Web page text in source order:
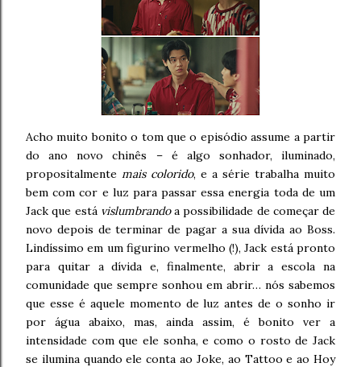
Acho muito bonito o tom que o episódio assume a partir
do ano novo chinês – é algo sonhador, iluminado,
propositalmente mais colorido, e a série trabalha muito
bem com cor e luz para passar essa energia toda de um
Jack que está vislumbrandoa possibilidade de começar de
novo depois de terminar de pagar a sua dívida ao Boss.
Lindíssimo em um figurino vermelho (!), Jack está pronto
para quitar a dívida e, finalmente, abrir a escola na
comunidade que sempre sonhou em abrir… nós sabemos
que esse é aquele momento de luz antes de o sonho ir
por água abaixo, mas, ainda assim, é bonito ver a
intensidade com que ele sonha, e como o rosto de Jack
se ilumina quando ele conta ao Joke, ao Tattoo e ao Hoy